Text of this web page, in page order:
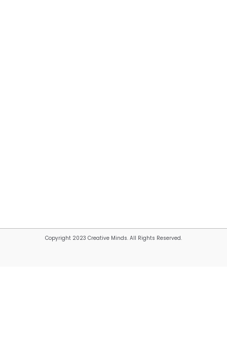
Copyright 2023 Creative Minds. All Rights Reserved.